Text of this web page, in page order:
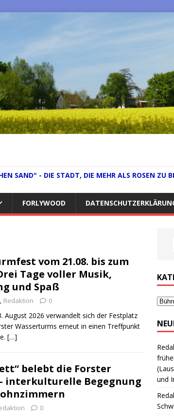
SAND" - DIE STADT, DIE MEHR ALS ROSEN ZU
FORLYWOOD
vom 21.08. bis zum
Tage voller Musik,
und Spaß
Redaktion 0
August 2026 verwandelt sich der Festplatz
Wasserturms erneut in einen Treffpunkt
[…]
belebt die Forster
interkulturelle Begegnung
0
und